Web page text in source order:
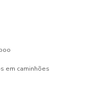
em caminhões